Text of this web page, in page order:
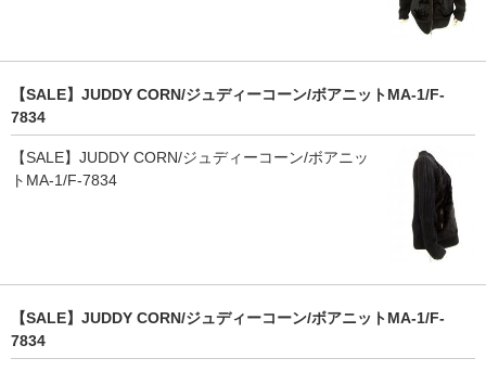
【SALE】JUDDY CORN/ジュディーコーン/ボアニットMA-1/F-
7834
【SALE】JUDDY CORN/ジュディーコーン/ボアニッ
トMA-1/F-7834
【SALE】JUDDY CORN/ジュディーコーン/ボアニットMA-1/F-
7834